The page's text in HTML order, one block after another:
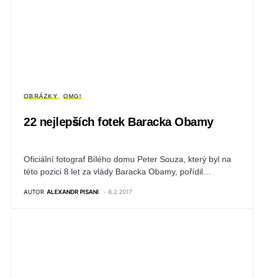
OBRÁZKY OMG!
22 nejlepších fotek Baracka Obamy
Oficiální fotograf Bílého domu Peter Souza, který byl na
této pozici 8 let za vlády Baracka Obamy, pořídil…
AUTOR ALEXANDR PISANI 6.2.2017